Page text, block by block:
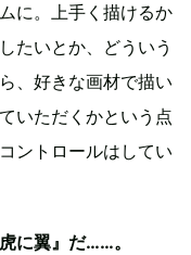
に。上手く描けるか
たいとか、どういう
、好きな画材で描い
いただくかという点
ントロールはしてい
に翼』だ……。